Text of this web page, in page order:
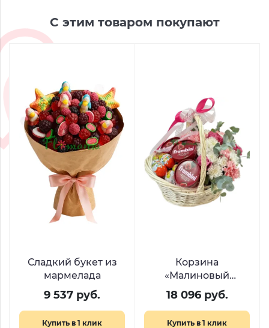
С этим товаром покупают
Сладкий букет из
мармелада
9 537 руб.
Купить в 1 клик
Корзина
«Малиновый
рассвет» с цветами,
Киндер Сюрприз и
18 096 руб.
Купить в 1 клик